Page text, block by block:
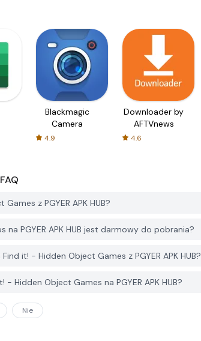
Blackmagic
Camera
4.9
Downloader by
AFTVnews
4.6
FAQ
z PGYER APK HUB?
PGYER APK HUB jest darmowy do pobrania?
it! - Hidden Object Games z PGYER APK HUB?
Hidden Object Games na PGYER APK HUB?
Nie